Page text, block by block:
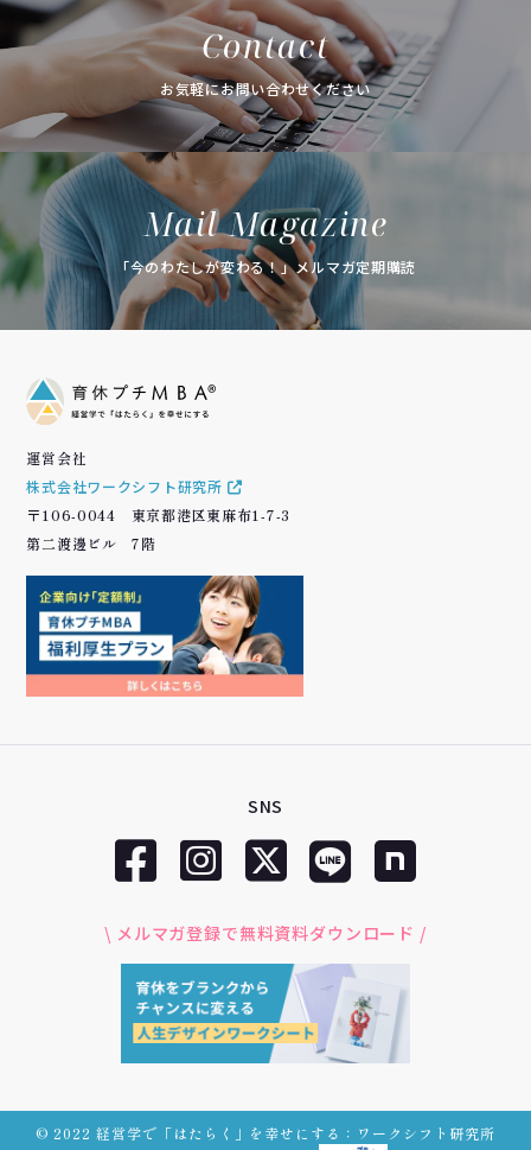
Contact
お気軽にお問い合わせください
Mail Magazine
「今のわたしが変わる！」メルマガ定期購読
運営会社
株式会社ワークシフト研究所
〒106-0044 東京都港区東麻布1-7-3
第二渡邊ビル 7階
SNS
\ メルマガ登録で無料資料ダウンロード /
© 2022 経営学で「はたらく」を幸せにする：ワークシフト研究所